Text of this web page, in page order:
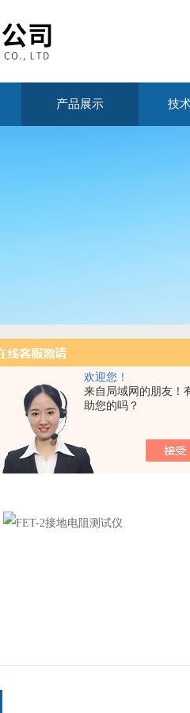
欢迎您！
来自局域网的朋友！
助您的吗？
产品展示 技